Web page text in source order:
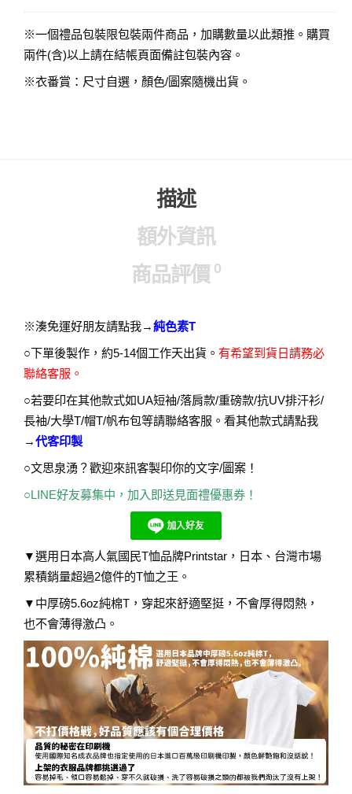
※一個禮品包裝限包裝兩件商品，加購數量以此類推。購買
兩件(含)以上請在結帳頁面備註包裝內容。
※衣番賞：尺寸自選，顏色/圖案隨機出貨。
描述
額外資訊
商品評價 0
※湊免運好朋友請點我→純色素T
○下單後製作，約5-14個工作天出貨。 有希望到貨日請務必
聯絡客服。
○若要印在其他款式如UA短袖/落肩款/重磅款/抗UV排汗衫/
長袖/大學T/帽T/帆布包等請聯絡客服。看其他款式請點我
→代客印製
○文思泉湧？歡迎來訊客製印你的文字/圖案！
○LINE好友募集中，加入即送見面禮優惠券！
▼選用日本高人氣國民T恤品牌Printstar，日本、台灣市場
累積銷量超過2億件的T恤之王。
▼中厚磅5.6oz純棉T，穿起來舒適堅挺，不會厚得悶熱，
也不會薄得激凸。